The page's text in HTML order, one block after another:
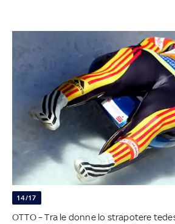
14/17
OTTO – Tra le donne lo strapotere